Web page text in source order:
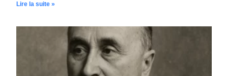
Lire la suite »